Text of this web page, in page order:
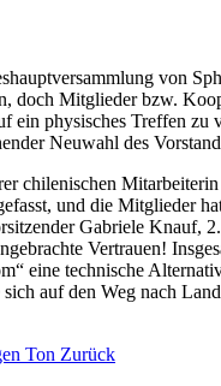
von
doch Mitglieder bzw.
ein physisches Treffen
Neuwahl des
chilenischen
und die Mitglieder
Gabriele
Vertrauen!
eine technische
auf den Weg nach
Ton Zurück